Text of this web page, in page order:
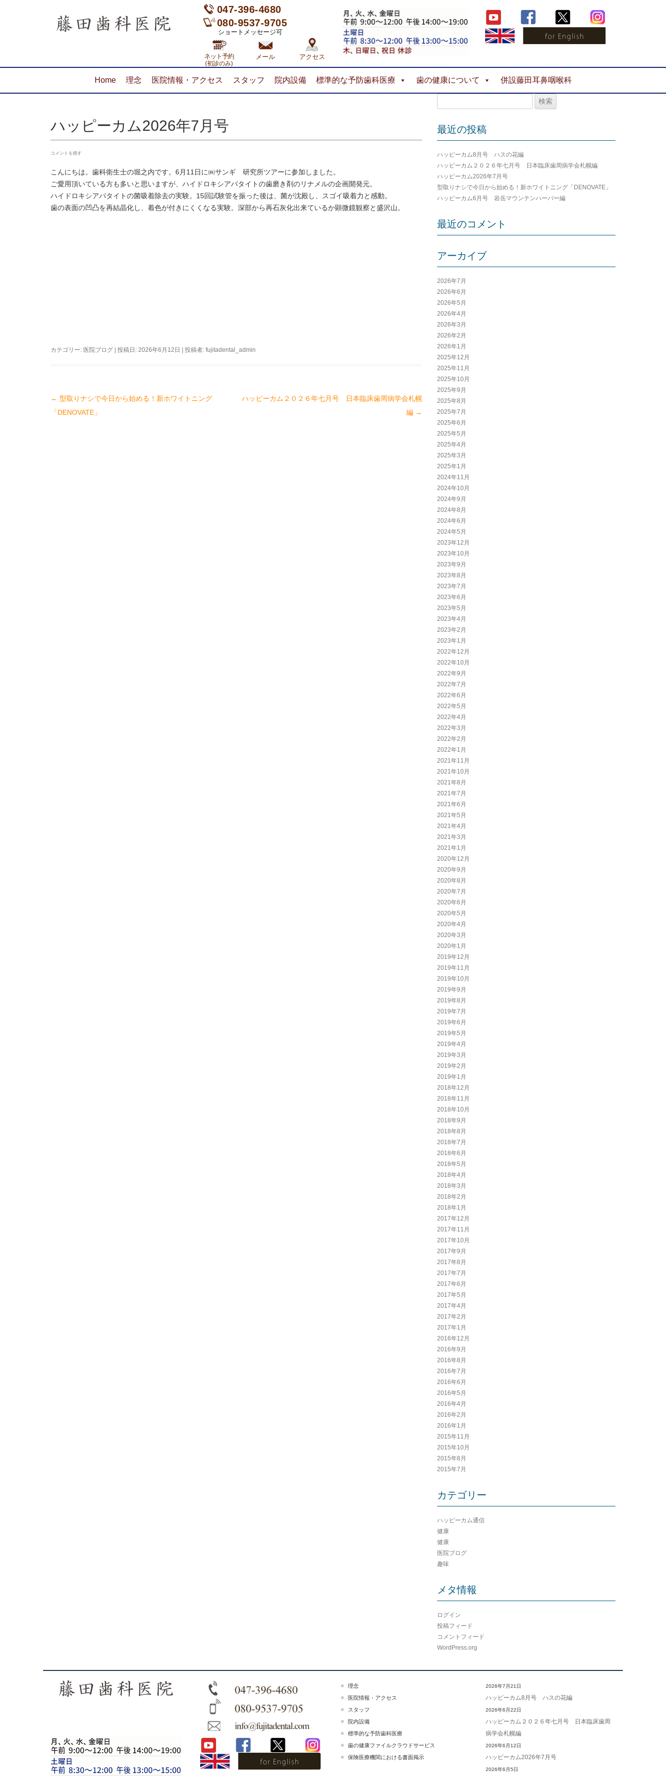
047-396-4680
080-9537-9705
ショートメッセージ可
ネット予約
(初診のみ)
メール アクセス
ン
テ
キ
Home 理念 医院情報・アクセス スタッフ 院内設備 標準的な予防歯科医療 歯の健康について 併設藤田耳鼻咽喉科
ハッピーカム2026年7月号
コメントを残す
こんにちは。歯科衛生士の堀之内です。6月11日に㈱サンギ 研究所ツアーに参加しました。
ご愛用頂いている方も多いと思いますが、ハイドロキシアパタイトの歯磨き剤のリナメルの企画開発元。
ハイドロキシアパタイトの菌吸着除去の実験。15回試験管を振った後は、菌が沈殿し、スゴイ吸着力と感動。
歯の表面の凹凸を再結晶化し、着色が付きにくくなる実験。深部から再石灰化出来ているか顕微鏡観察と盛沢山。
カテゴリー: 医院ブログ | 投稿日: 2026年6月12日 投稿者: fujitadental_admin
投
← 型取りナシで今日から始める！新ホワイトニング
「DENOVATE」
ハッピーカム２０２６年七月号 日本臨床歯周病学会札幌
編 →
最近の投稿
ハッピーカム8月号 ハスの花編
ハッピーカム２０２６年七月号 日本臨床歯周病学会札幌編
ハッピーカム2026年7月号
型取りナシで今日から始める！新ホワイトニング「DENOVATE」
ハッピーカム6月号 岩岳マウンテンハーバー編
最近のコメント
アーカイブ
2026年7月
2026年6月
2026年5月
2026年4月
2026年3月
2026年2月
2026年1月
2025年12月
2025年11月
2025年10月
2025年9月
2025年8月
2025年7月
2025年6月
2025年5月
2025年4月
2025年3月
2025年1月
2024年11月
2024年10月
2024年9月
2024年8月
2024年6月
2024年5月
2023年12月
2023年10月
2023年9月
2023年8月
2023年7月
2023年6月
2023年5月
2023年4月
2023年2月
2023年1月
2022年12月
2022年10月
2022年9月
2022年7月
2022年6月
2022年5月
2022年4月
2022年3月
2022年2月
2022年1月
2021年11月
2021年10月
2021年8月
2021年7月
2021年6月
2021年5月
2021年4月
2021年3月
2021年1月
2020年12月
2020年9月
2020年8月
2020年7月
2020年6月
2020年5月
2020年4月
2020年3月
2020年1月
2019年12月
2019年11月
2019年10月
2019年9月
2019年8月
2019年7月
2019年6月
2019年5月
2019年4月
2019年3月
2019年2月
2019年1月
2018年12月
2018年11月
2018年10月
2018年9月
2018年8月
2018年7月
2018年6月
2018年5月
2018年4月
2018年3月
2018年2月
2018年1月
2017年12月
2017年11月
2017年10月
2017年9月
2017年8月
2017年7月
2017年6月
2017年5月
2017年4月
2017年2月
2017年1月
2016年12月
2016年9月
2016年8月
2016年7月
2016年6月
2016年5月
2016年4月
2016年2月
2016年1月
2015年11月
2015年10月
2015年8月
2015年7月
カテゴリー
ハッピーカム通信
健康
健康
医院ブログ
趣味
メタ情報
ログイン
投稿フィード
コメントフィード
WordPress.org
理念
医院情報・アクセス
スタッフ
院内設備
標準的な予防歯科医療
歯の健康ファイルクラウドサービス
保険医療機関における書面掲示
2026年7月21日
ハッピーカム8月号 ハスの花編
2026年6月22日
ハッピーカム２０２６年七月号 日本臨床歯周
病学会札幌編
2026年6月12日
ハッピーカム2026年7月号
2026年6月5日